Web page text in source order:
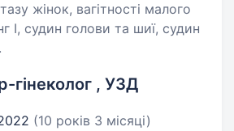
жінок, вагітності малого
І, судин голови та шиї, судин
гінеколог , УЗД
(10 років 3 місяці)